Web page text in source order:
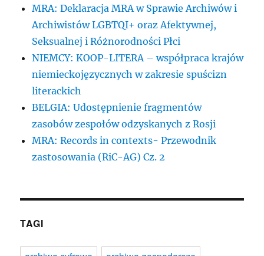
MRA: Deklaracja MRA w Sprawie Archiwów i
Archiwistów LGBTQI+ oraz Afektywnej,
Seksualnej i Różnorodności Płci
NIEMCY: KOOP-LITERA – współpraca krajów
niemieckojęzycznych w zakresie spuścizn
literackich
BELGIA: Udostępnienie fragmentów
zasobów zespołów odzyskanych z Rosji
MRA: Records in contexts- Przewodnik
zastosowania (RiC-AG) Cz. 2
TAGI